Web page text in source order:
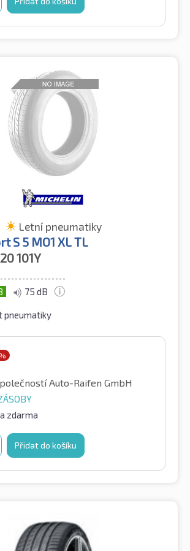
Letní pneumatiky
S 5 MO1 XL TL
101Y
75 dB
pneumatiky
Auto-Raifen GmbH
zdarma
Přidat do košíku